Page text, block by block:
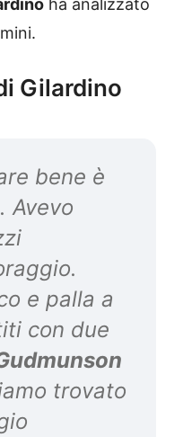
Gilardino
bene è
Avevo
e palla a
con due
trovato